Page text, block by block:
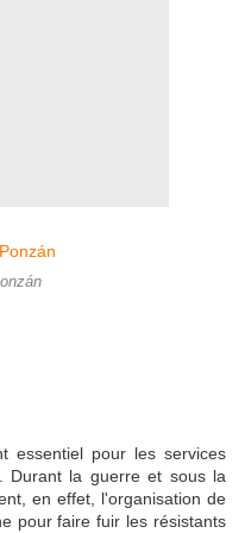
essentiel pour les services
Durant la guerre et sous la
en effet, l'organisation de
pour faire fuir les résistants